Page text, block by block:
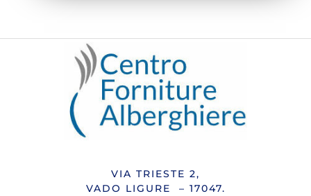
VIA TRIESTE 2,
VADO LIGURE – 17047.